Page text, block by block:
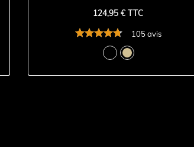
124,95 € TTC
105 avis